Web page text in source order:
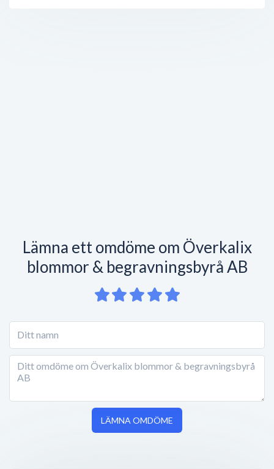
Lämna ett omdöme om Överkalix
blommor & begravningsbyrå AB
LÄMNA OMDÖME